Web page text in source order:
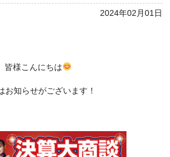
2024年02月01日
皆様こんにちは
お知らせがございます！